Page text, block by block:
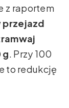
z raportem
przejazd
g. Przy 100
to redukcję